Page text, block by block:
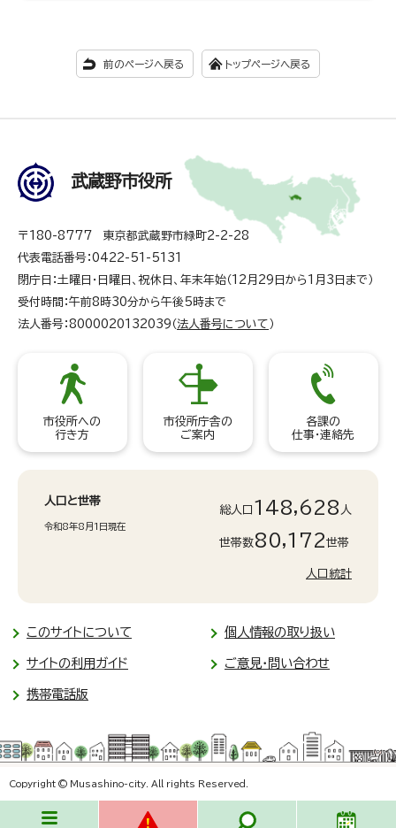
前のページへ戻る トップページへ戻る
武蔵野市役所
〒180-8777 東京都武蔵野市緑町2-2-28
代表電話番号：0422-51-5131
閉庁日：土曜日・日曜日、祝休日、年末年始（12月29日から1月3日まで）
受付時間：午前8時30分から午後5時まで
法人番号：8000020132039（ 法人番号について ）
市役所への
行き方
市役所庁舎の
ご案内
各課の
仕事・連絡先
人口と世帯
令和8年8月1日現在
総人口 148,628 人
世帯数80,172世帯
人口統計
このサイトについて 個人情報の取り扱い
サイトの利用ガイド ご意見・問い合わせ
携帯電話版
Copyright © Musashino-city. All rights Reserved.